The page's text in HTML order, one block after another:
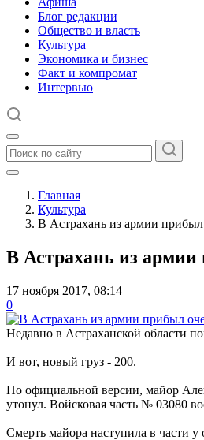
Блог редакции
Общество и власть
Культура
Экономика и бизнес
Факт и компромат
Интервью
Главная
Культура
В Астрахань из армии прибыл
В Астрахань из армии
17 ноября 2017, 08:14
0
Недавно в Астраханской области
И вот, новый груз - 200.
По официальной версии, майор
утонул. Войсковая часть № 03080
Смерть майора наступила в части у